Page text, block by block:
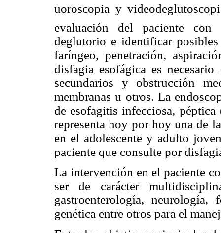
uoroscopia y
evaluación del paciente con
deglutorio e identificar
faríngeo, penetración,
disfagia esofágica es
secundarios y obstrucción
membranas u otros. La
de esofagitis infecciosa,
representa hoy por hoy una de
en el adolescente y adulto
paciente que consulte por
La intervención en el paciente
ser de carácter
gastroenterología,
genética entre otros para el